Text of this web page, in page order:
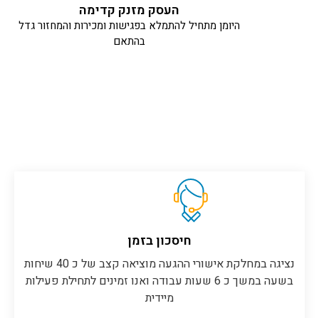
העסק מזנק קדימה
היומן מתחיל להתמלא בפגישות ומכירות והמחזור גדל
בהתאם
חיסכון בזמן
נציגה במחלקת אישורי ההגעה מוציאה קצב של כ 40 שיחות
בשעה במשך כ 6 שעות עבודה ואנו זמינים לתחילת פעילות
מיידית